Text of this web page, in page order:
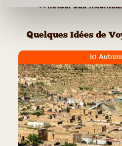
<< Retour aux
Quelques Idées de
Ici